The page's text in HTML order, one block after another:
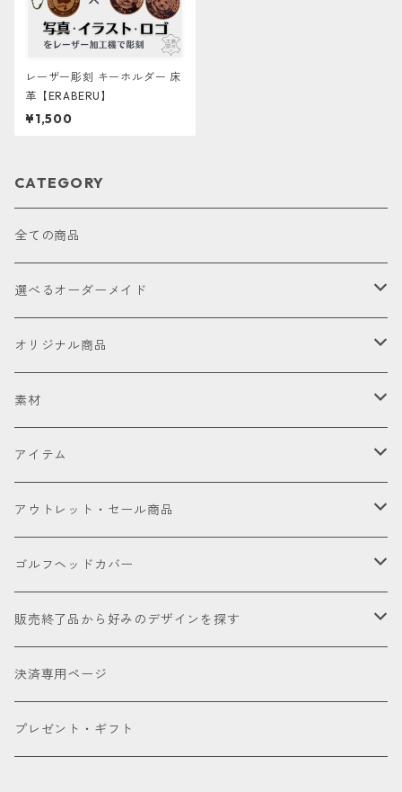
レーザー彫刻 キーホルダー 床
革【ERABERU】
¥1,500
CATEGORY
全ての商品
選べるオーダーメイド
お試し
オリジナル商品
セット販売品
ドライバー
フェアウェイウッド
ユーティリティー
パター
素材
皮革（本革・合成）
国内製高級本革
海外製高級本革
国産織物
金華山（ジャガードパイル）
帆布
アイテム
ゴルフヘッドカバー
ドライバー
ミニドライバー
ゴルフクラブ
ウェッジ
パター
アクセサリー
パターカバーキャッチャー
ネームタグ
ケアグッズ
アウトレット・セール商品
アウトレット商品
セール品会場
ゴルフヘッドカバー
お試し
販売終了品から好みのデザインを探す
色で探す
ブラック
種類で探す
決済専用ページ
プレゼント・ギフト